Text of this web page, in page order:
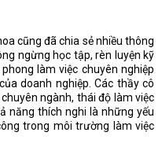
cũng đã chia sẻ nhiều thông
ngừng học tập, rèn luyện kỹ
làm việc chuyên nghiệp
doanh nghiệp. Các thầy cô
ngành, thái độ làm việc
năng thích nghi là những yếu
trong môi trường làm việc